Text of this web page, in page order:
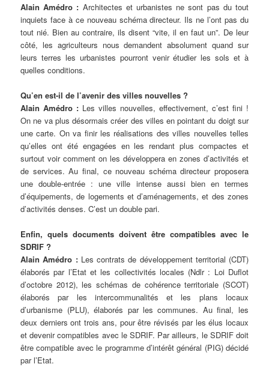
Alain Amédro : Architectes et urbanistes ne sont pas du tout
inquiets face à ce nouveau schéma directeur. Ils ne l’ont pas du
tout nié. Bien au contraire, ils disent “vite, il en faut un”. De leur
côté, les agriculteurs nous demandent absolument quand sur
leurs terres les urbanistes pourront venir étudier les sols et à
quelles conditions.
Qu’en est-il de l’avenir des villes nouvelles ?
Alain Amédro : Les villes nouvelles, effectivement, c’est fini !
On ne va plus désormais créer des villes en pointant du doigt sur
une carte. On va finir les réalisations des villes nouvelles telles
qu’elles ont été engagées en les rendant plus compactes et
surtout voir comment on les développera en zones d’activités et
de services. Au final, ce nouveau schéma directeur proposera
une double-entrée : une ville intense aussi bien en termes
d’équipements, de logements et d’aménagements, et des zones
d’activités denses. C’est un double pari.
Enfin, quels documents doivent être compatibles avec le
SDRIF ?
Alain Amédro :Les contrats de développement territorial (CDT)
élaborés par l’Etat et les collectivités locales (Ndlr : Loi Duflot
d’octobre 2012), les schémas de cohérence territoriale (SCOT)
élaborés par les intercommunalités et les plans locaux
d’urbanisme (PLU), élaborés par les communes. Au final, les
deux derniers ont trois ans, pour être révisés par les élus locaux
et devenir compatibles avec le SDRIF. Par ailleurs, le SDRIF doit
être compatible avec le programme d’intérêt général (PIG) décidé
par l’Etat.